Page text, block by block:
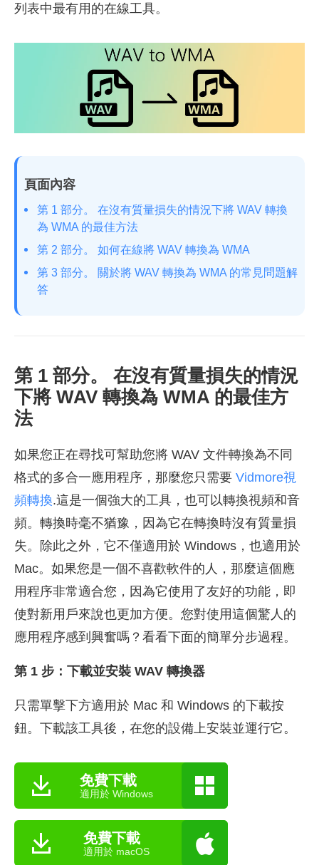
列表中最有用的在線工具。
頁面內容
第 1 部分。 在沒有質量損失的情況下將 WAV 轉換
為 WMA 的最佳方法
第 2 部分。 如何在線將 WAV 轉換為 WMA
第 3 部分。 關於將 WAV 轉換為 WMA 的常見問題解
答
第 1 部分。 在沒有質量損失的情況
下將 WAV 轉換為 WMA 的最佳方
法
如果您正在尋找可幫助您將 WAV 文件轉換為不同
格式的多合一應用程序，那麼您只需要 Vidmore視
頻轉換.這是一個強大的工具，也可以轉換視頻和音
頻。轉換時毫不猶豫，因為它在轉換時沒有質量損
失。除此之外，它不僅適用於 Windows，也適用於
Mac。如果您是一個不喜歡軟件的人，那麼這個應
用程序非常適合您，因為它使用了友好的功能，即
使對新用戶來說也更加方便。您對使用這個驚人的
應用程序感到興奮嗎？看看下面的簡單分步過程。
第 1 步：下載並安裝 WAV 轉換器
只需單擊下方適用於 Mac 和 Windows 的下載按
鈕。下載該工具後，在您的設備上安裝並運行它。
免費下載
適用於 Windows
免費下載
適用於 macOS